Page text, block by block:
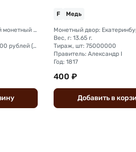
Монетный двор: Сузунский монетный двор (Сибирь)
Тираж, шт: на сумму 250 000 рублей (сумма 2 копейки + 1 копейка + деньга)
F Медь
Вес, г: 13.65 г.
Тираж, шт: 75000000
Правитель: Александр I
Год: 1817
400 ₽
Добавить в